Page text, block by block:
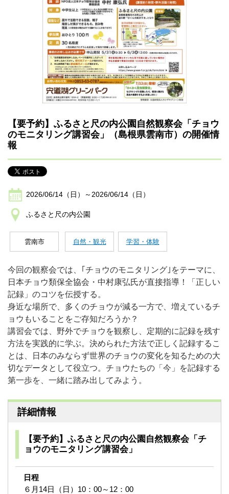
【要予約】ふるさと尺の内公園自然観察会「チョウ
のモニタリング講習会」（島根県雲南市）の開催情
報
2026/06/14（日）～2026/06/14（日）
ふるさと尺の内公園
雲南市 自然・観光 学習・体験
今回の観察会では、｢チョウのモニタリング｣をテーマに、
日本チョウ類保全協会・中村康弘氏が直接指導！「正しい
記録」のコツを伝授する。
身近な場所で、多くのチョウが減る一方で、増えているチ
ョウもいることをご存知だろうか？
講習会では、野外でチョウを観察し、定期的に記録を残す
方法を実践的に学ぶ。決められた方法で正しく記録するこ
とは、日本のみならず世界のチョウの変化を知るための大
切なデータとして役立つ。チョウたちの「今」を記録する
第一歩を、一緒に踏み出してみよう。
詳細情報
【要予約】ふるさと尺の内公園自然観察会「チ
ョウのモニタリング講習会」
日程
６月14日（日）10：00～12：00